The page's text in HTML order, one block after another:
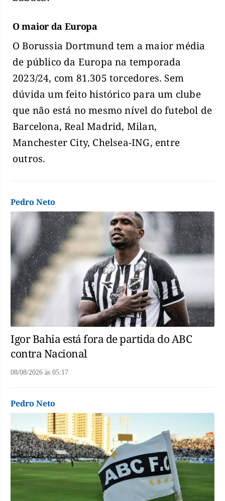
O maior da Europa
O Borussia Dortmund tem a maior média
de público da Europa na temporada
2023/24, com 81.305 torcedores. Sem
dúvida um feito histórico para um clube
que não está no mesmo nível do futebol de
Barcelona, Real Madrid, Milan,
Manchester City, Chelsea-ING, entre
outros.
Pedro Neto
Igor Bahia está fora de partida do ABC
contra Nacional
08/08/2026 às 05:17
Pedro Neto